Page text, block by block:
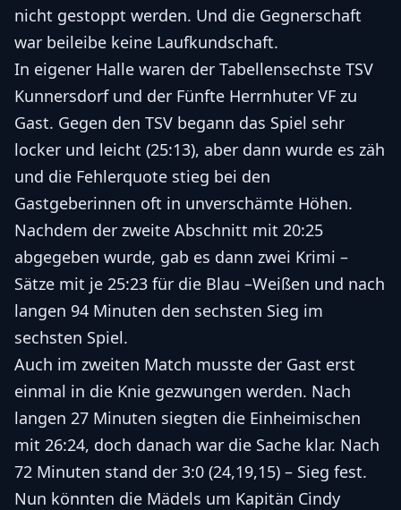
nicht gestoppt werden. Und die Gegnerschaft
war beileibe keine Laufkundschaft.
In eigener Halle waren der Tabellensechste TSV
Kunnersdorf und der Fünfte Herrnhuter VF zu
Gast. Gegen den TSV begann das Spiel sehr
locker und leicht (25:13), aber dann wurde es zäh
und die Fehlerquote stieg bei den
Gastgeberinnen oft in unverschämte Höhen.
Nachdem der zweite Abschnitt mit 20:25
abgegeben wurde, gab es dann zwei Krimi –
Sätze mit je 25:23 für die Blau –Weißen und nach
langen 94 Minuten den sechsten Sieg im
sechsten Spiel.
Auch im zweiten Match musste der Gast erst
einmal in die Knie gezwungen werden. Nach
langen 27 Minuten siegten die Einheimischen
mit 26:24, doch danach war die Sache klar. Nach
72 Minuten stand der 3:0 (24,19,15) – Sieg fest.
Nun könnten die Mädels um Kapitän Cindy